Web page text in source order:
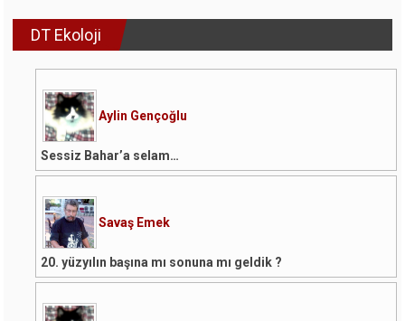
DT Ekoloji
Aylin Gençoğlu
Sessiz Bahar’a selam…
Savaş Emek
20. yüzyılın başına mı sonuna mı geldik ?